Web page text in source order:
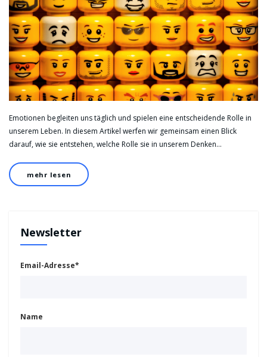
Emotionen begleiten uns täglich und spielen eine entscheidende Rolle in
unserem Leben. In diesem Artikel werfen wir gemeinsam einen Blick
darauf, wie sie entstehen, welche Rolle sie in unserem Denken…
mehr lesen
Newsletter
Email-Adresse*
Name